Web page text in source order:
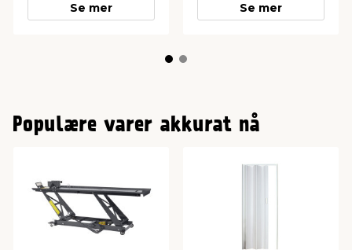
Se mer Se mer
Populære varer akkurat nå